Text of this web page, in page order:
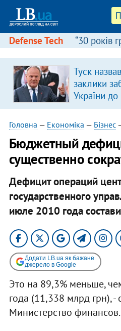
Defense Tech “30 років
Туск
заклики
України до
припинити
риторику
Головна — Економіка — Бізнес
Бюджетный
существенно
Дефицит операций
государственного
июле 2010 года
Додати LB.ua як бажане
джерело в Google
Это на 89,3% меньше,
года (11,338 млрд грн), -
Министерство финансов.